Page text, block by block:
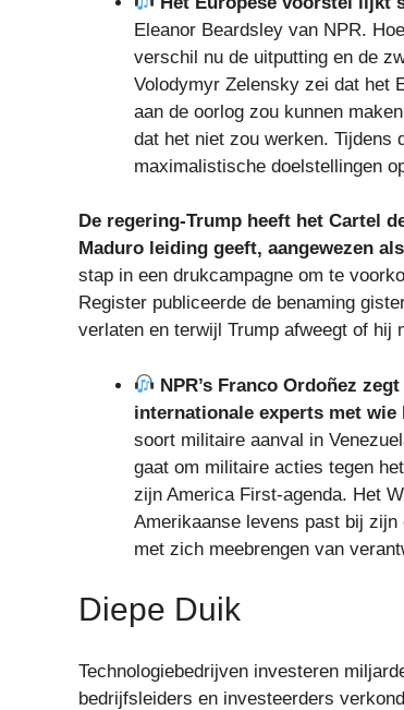
Eleanor Beardsley van NPR.
verschil nu de uitputting en de
Volodymyr Zelensky zei dat het
aan de oorlog zou kunnen
dat het niet zou werken. Tijdens
maximalistische doelstellingen
De regering-Trump heeft het Cartel
Maduro leiding geeft, aangewezen
stap in een drukcampagne om te
Register publiceerde de benaming
verlaten en terwijl Trump afweegt of hij
NPR’s Franco Ordoñez
internationale experts met
soort militaire aanval in
gaat om militaire acties tegen
zijn America First-agenda. Het
Amerikaanse levens past bij
met zich meebrengen van
Diepe Duik
Technologiebedrijven investeren
bedrijfsleiders en investeerders